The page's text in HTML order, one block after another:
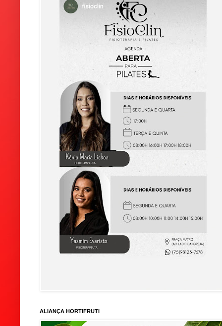
ALIANÇA HORTIFRUTI